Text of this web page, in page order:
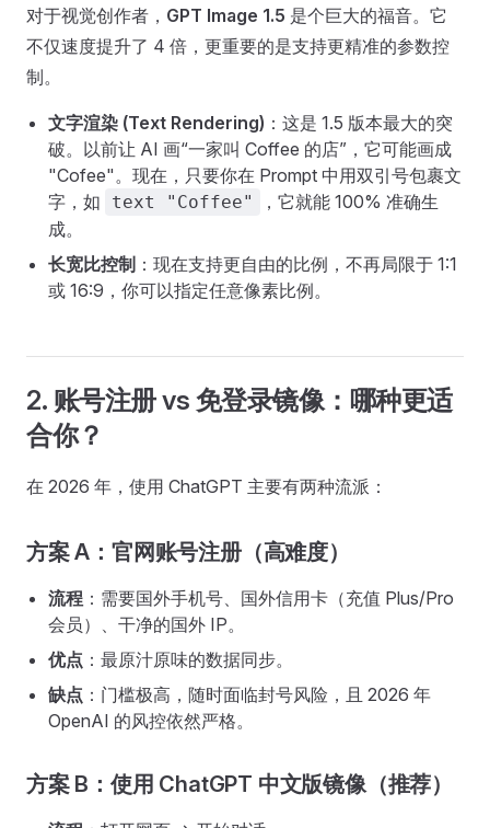
对于视觉创作者， GPT Image 1.5 是个巨大的福音。它
不仅速度提升了 4 倍，更重要的是支持更精准的参数控
制。
文字渲染 (Text Rendering) ：这是 1.5 版本最大的突
破。以前让 AI 画“一家叫 Coffee 的店”，它可能画成
"Cofee"。现在，只要你在 Prompt 中用双引号包裹文
字，如
text "Coffee"
，它就能 100% 准确生
成。
长宽比控制 ：现在支持更自由的比例，不再局限于 1:1
或 16:9，你可以指定任意像素比例。
2. 账号注册 vs 免登录镜像：哪种更适
合你？
在 2026 年，使用 ChatGPT 主要有两种流派：
方案 A：官网账号注册（高难度）
流程 ：需要国外手机号、国外信用卡（充值 Plus/Pro
会员）、干净的国外 IP。
优点 ：最原汁原味的数据同步。
缺点 ：门槛极高，随时面临封号风险，且 2026 年
OpenAI 的风控依然严格。
方案 B：使用 ChatGPT 中文版镜像（推荐）